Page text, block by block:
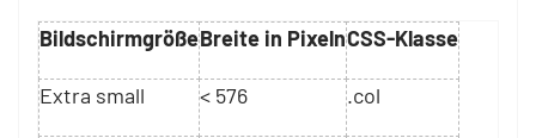
BildschirmgrößeBreite in PixelnCSS-Klasse
Extra small < 576 .col